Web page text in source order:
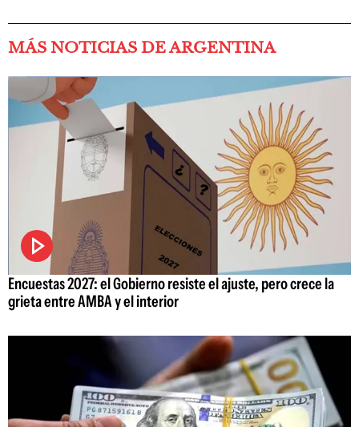
MÁS NOTICIAS DE ARGENTINA
Encuestas 2027: el Gobierno resiste el ajuste, pero crece la
grieta entre AMBA y el interior